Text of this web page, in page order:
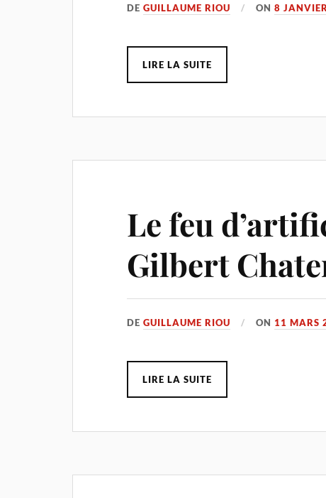
DEGUILLAUME RIOU ON8
LIRE LA SUITE
Le feu
Gilbert
DEGUILLAUME RIOU ON 11 MARS
LIRE LA SUITE